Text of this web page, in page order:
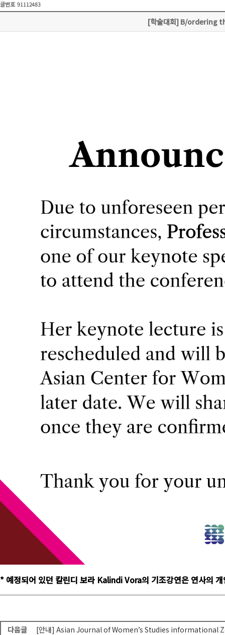
글번호 91112483
[학술대회] B/ordering
* 예정되어 있던 칼린디 보라 Kalindi Vora의 기조강연은 연사의
다음글 [안내] Asian Journal of Women’s Studies